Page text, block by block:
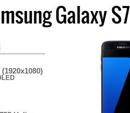
Galaxy S7